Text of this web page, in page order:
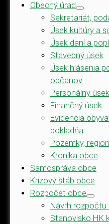
Obecný úrad
Sekretariát,
Úsek kultúry a
Úsek daní a
Stavebný úsek
Úsek hlásenia
občanov
Personálny úsek
Finančný úsek
Evidencia
pokladňa
Pozemky,
Kronika obce
Samospráva obce
Krízový štáb obce
Rozpočet obce
Návrh rozpočtu
Stanovisko HK